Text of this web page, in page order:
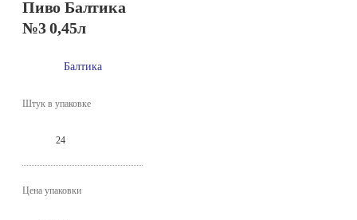
Пиво Балтика
№3 0,45л
Балтика
Штук в упаковке
24
Цена упаковки